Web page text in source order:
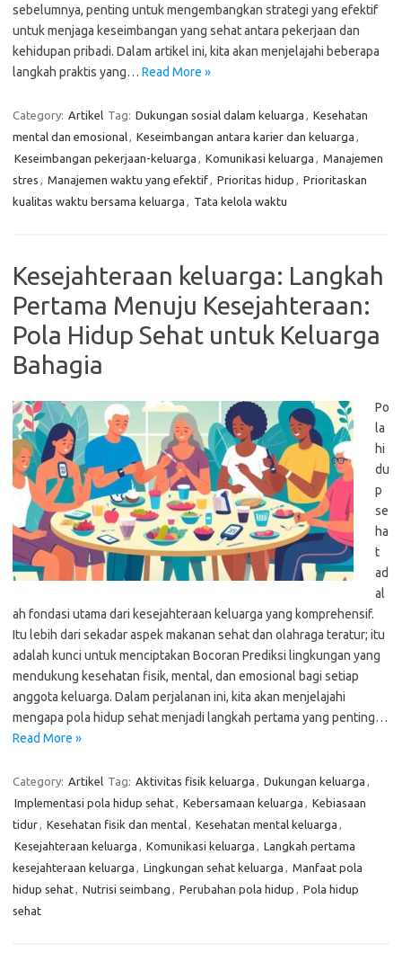
sebelumnya, penting untuk mengembangkan strategi yang efektif
untuk menjaga keseimbangan yang sehat antara pekerjaan dan
kehidupan pribadi. Dalam artikel ini, kita akan menjelajahi beberapa
langkah praktis yang… Read More »
Category: Artikel Tag: Dukungan sosial dalam keluarga , Kesehatan
mental dan emosional, Keseimbangan antara karier dan keluarga ,
Keseimbangan pekerjaan-keluarga , Komunikasi keluarga , Manajemen
stres , Manajemen waktu yang efektif, Prioritas hidup , Prioritaskan
kualitas waktu bersama keluarga , Tata kelola waktu
Kesejahteraan keluarga: Langkah
Pertama Menuju Kesejahteraan:
Pola Hidup Sehat untuk Keluarga
Bahagia
Po
la
hi
du
p
se
ha
t
ad
al
ah fondasi utama dari kesejahteraan keluarga yang komprehensif.
Itu lebih dari sekadar aspek makanan sehat dan olahraga teratur; itu
adalah kunci untuk menciptakan Bocoran Prediksi lingkungan yang
mendukung kesehatan fisik, mental, dan emosional bagi setiap
anggota keluarga. Dalam perjalanan ini, kita akan menjelajahi
mengapa pola hidup sehat menjadi langkah pertama yang penting…
Read More »
Category: Artikel Tag: Aktivitas fisik keluarga , Dukungan keluarga ,
Implementasi pola hidup sehat, Kebersamaan keluarga , Kebiasaan
tidur, Kesehatan fisik dan mental, Kesehatan mental keluarga ,
Kesejahteraan keluarga , Komunikasi keluarga , Langkah pertama
kesejahteraan keluarga , Lingkungan sehat keluarga , Manfaat pola
hidup sehat, Nutrisi seimbang , Perubahan pola hidup , Pola hidup
sehat